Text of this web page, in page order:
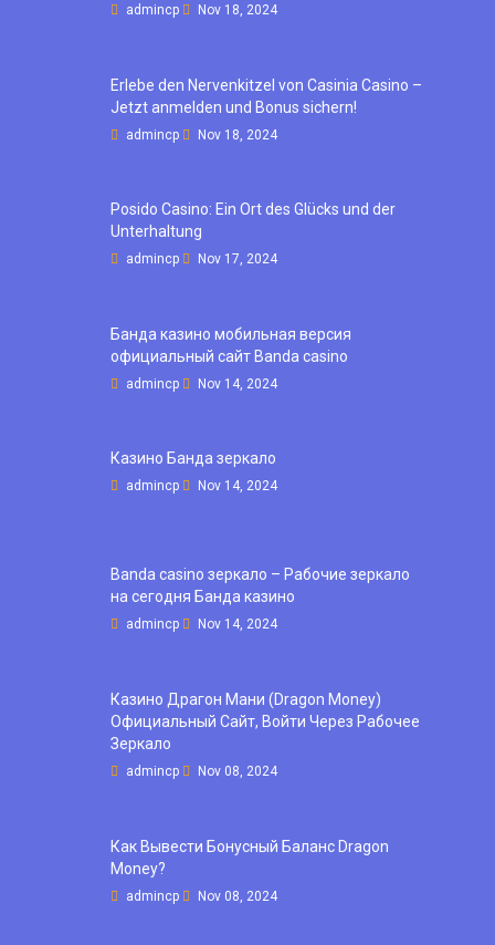
admincp Nov 18, 2024
Erlebe den Nervenkitzel von Casinia Casino –
Jetzt anmelden und Bonus sichern!
admincp Nov 18, 2024
Posido Casino: Ein Ort des Glücks und der
Unterhaltung
admincp Nov 17, 2024
Банда казино мобильная версия
официальный сайт Banda casino
admincp Nov 14, 2024
Казино Банда зеркало
admincp Nov 14, 2024
Banda casino зеркало – Рабочие зеркало
на сегодня Банда казино
admincp Nov 14, 2024
Казино Драгон Мани (Dragon Money)
Официальный Сайт, Войти Через Рабочее
Зеркало
admincp Nov 08, 2024
Как Вывести Бонусный Баланс Dragon
Money?
admincp Nov 08, 2024